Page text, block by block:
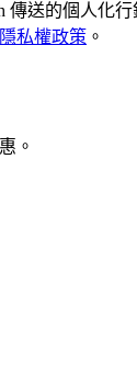
傳送的個人化
隱私權政策 。
。